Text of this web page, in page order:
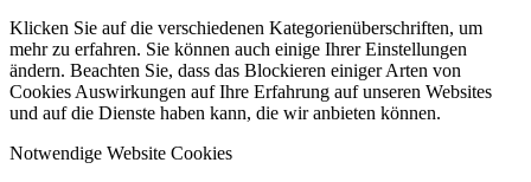
Klicken Sie auf die verschiedenen Kategorienüberschriften, um
mehr zu erfahren. Sie können auch einige Ihrer Einstellungen
ändern. Beachten Sie, dass das Blockieren einiger Arten von
Cookies Auswirkungen auf Ihre Erfahrung auf unseren Websites
und auf die Dienste haben kann, die wir anbieten können.
Notwendige Website Cookies